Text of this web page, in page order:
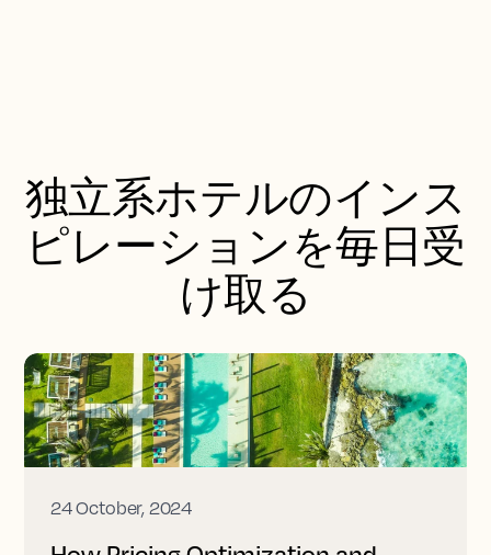
独立系ホテルのインス
ピレーションを毎日受
け取る
24 October, 2024